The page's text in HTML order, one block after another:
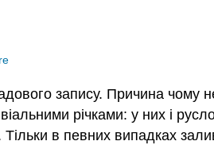
запису. Причина чому
річками: у них і
в певних випадках